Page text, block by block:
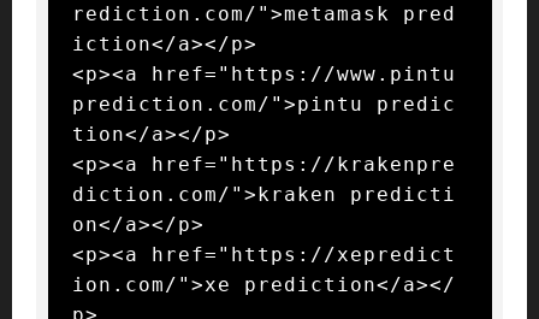
rediction.com/">metamask pred
iction</a></p>
<p><a href="https://www.pintu
prediction.com/">pintu predic
tion</a></p>
<p><a href="https://krakenpre
diction.com/">kraken predicti
on</a></p>
<p><a href="https://xepredict
ion.com/">xe prediction</a></